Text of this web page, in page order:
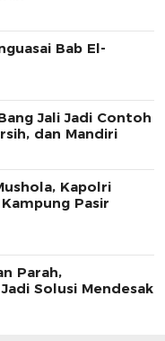
Bab El-
Jali Jadi Contoh
dan Mandiri
Kapolri
Pasir
Parah,
Solusi Mendesak